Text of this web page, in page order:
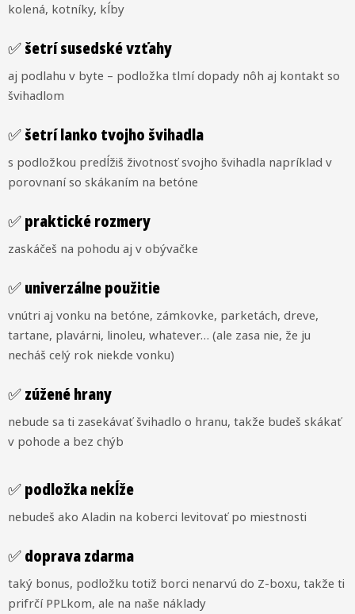
kolená, kotníky, kĺby
✅ šetrí susedské vzťahy
aj podlahu v byte – podložka tlmí dopady nôh aj kontakt so
švihadlom
✅ šetrí lanko tvojho švihadla
s podložkou predĺžiš životnosť svojho švihadla napríklad v
porovnaní so skákaním na betóne
✅ praktické rozmery
zaskáčeš na pohodu aj v obývačke
✅ univerzálne použitie
vnútri aj vonku na betóne, zámkovke, parketách, dreve,
tartane, plavárni, linoleu, whatever… (ale zasa nie, že ju
necháš celý rok niekde vonku)
✅ zúžené hrany
nebude sa ti zasekávať švihadlo o hranu, takže budeš skákať
v pohode a bez chýb
✅ podložka nekĺže
nebudeš ako Aladin na koberci levitovať po miestnosti
✅ doprava zdarma
taký bonus, podložku totiž borci nenarvú do Z-boxu, takže ti
prifrčí PPLkom, ale na naše náklady